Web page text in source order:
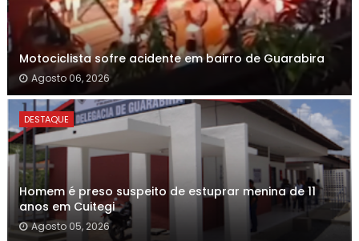
Motociclista sofre acidente em bairro de Guarabira
Agosto 06, 2026
DESTAQUE
Homem é preso suspeito de estuprar menina de 11
anos em Cuitegi
Agosto 05, 2026